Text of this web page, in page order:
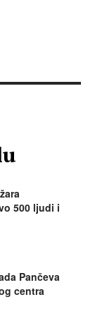
500 ljudi i
Pančeva
centra